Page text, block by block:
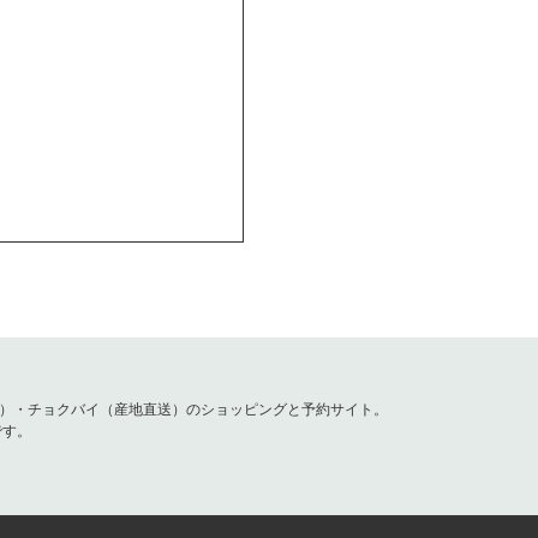
チョクバイ（産地直送）のショッピングと予約サイト。
。